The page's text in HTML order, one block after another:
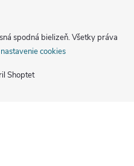
Shoptet
spodná bielizeň. Všetky práva
cookies